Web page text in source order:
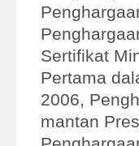
Sertifikat
Pertama
2006,
mantan